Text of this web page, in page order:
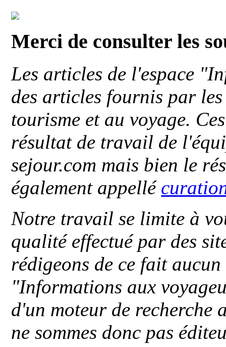
Merci de consulter les
Les articles de l'espace
des articles fournis par
tourisme et au voyage.
résultat de travail de
sejour.com mais bien le
également appellé
Notre travail se limite à
qualité effectué par des
rédigeons de ce fait
"Informations aux
d'un moteur de recherche
ne sommes donc pas